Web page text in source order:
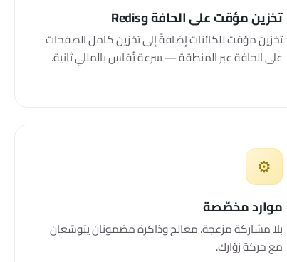
تخزين مؤقت على الحافة وRedis
تخزين مؤقت للكائنات إضافةً إلى تخزين كامل الصفحات
على الحافة عبر المنطقة — سرعة تُقاس بالمللي ثانية.
⚙️
موارد مخصّصة
بلا مشاركة مزعجة. معالج وذاكرة مضمونان يتوسّعان
مع حركة زوّارك.